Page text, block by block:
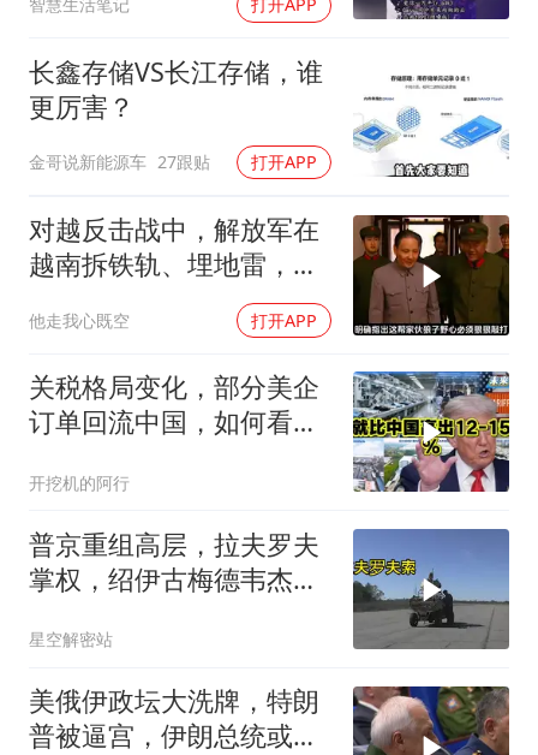
智慧生活笔记 打开APP
长鑫存储VS长江存储，谁
更厉害？
金哥说新能源车 27跟贴 打开APP
对越反击战中，解放军在
越南拆铁轨、埋地雷，是
他走我心既空 打开APP
关税格局变化，部分美企
订单回流中国，如何看待
听听
开挖机的阿行
普京重组高层，拉夫罗夫
掌权，绍伊古梅德韦杰夫
星空解密站
美俄伊政坛大洗牌，特朗
普被逼宫，伊朗总统或下